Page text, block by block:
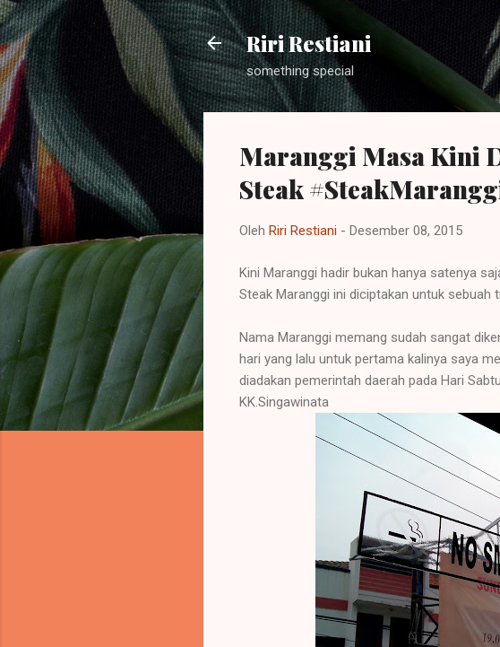
Riri Restiani
something special
Maranggi Masa Kini
Steak
Oleh Riri Restiani - Desember 08, 2015
Kini Maranggi hadir bukan hanya satenya
Steak Maranggi ini diciptakan untuk sebuah
Nama Maranggi memang sudah sangat
hari yang lalu untuk pertama kalinya saya
diadakan pemerintah daerah pada Hari
KK.Singawinata